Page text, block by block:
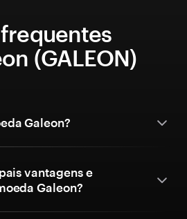
(GALEON)
Galeon?
vantagens e
Galeon?